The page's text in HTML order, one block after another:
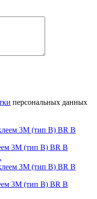
персональных данных
3M (тип B) BR В
3M (тип B) BR В